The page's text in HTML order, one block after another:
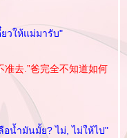
วให้แม่มารับ"
去.”爸完全不知道如何
อน้ำมันมั้ย? ไม่, ไม่ให้ไป"